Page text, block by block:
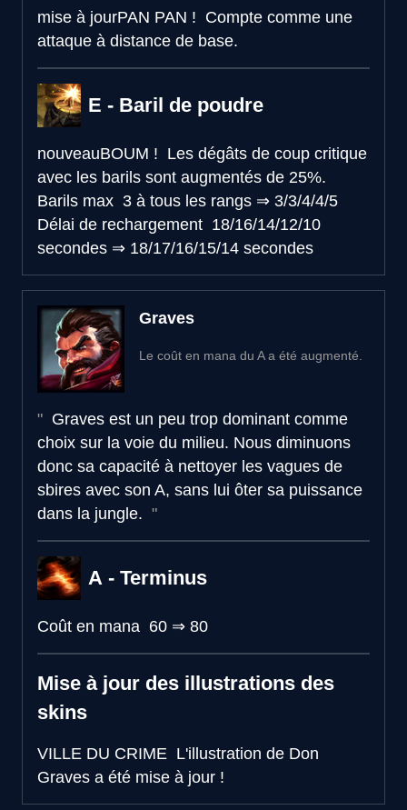
mise à jourPAN PAN ! Compte comme une
attaque à distance de base.
E - Baril de poudre
nouveauBOUM ! Les dégâts de coup critique
avec les barils sont augmentés de 25%.
Barils max 3 à tous les rangs ⇒ 3/3/4/4/5
Délai de rechargement 18/16/14/12/10
secondes ⇒ 18/17/16/15/14 secondes
Graves
Le coût en mana du A a été augmenté.
Graves est un peu trop dominant comme
choix sur la voie du milieu. Nous diminuons
donc sa capacité à nettoyer les vagues de
sbires avec son A, sans lui ôter sa puissance
dans la jungle.
A - Terminus
Coût en mana 60 ⇒ 80
Mise à jour des illustrations des
skins
VILLE DU CRIME L'illustration de Don
Graves a été mise à jour !